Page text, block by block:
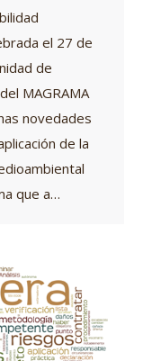
el 27 de
de
MAGRAMA
novedades
de la
que a…